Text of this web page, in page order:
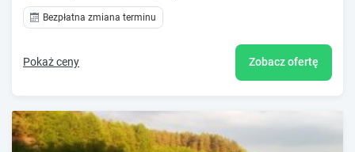
Bezpłatna zmiana terminu
Pokaż ceny Zobacz ofertę